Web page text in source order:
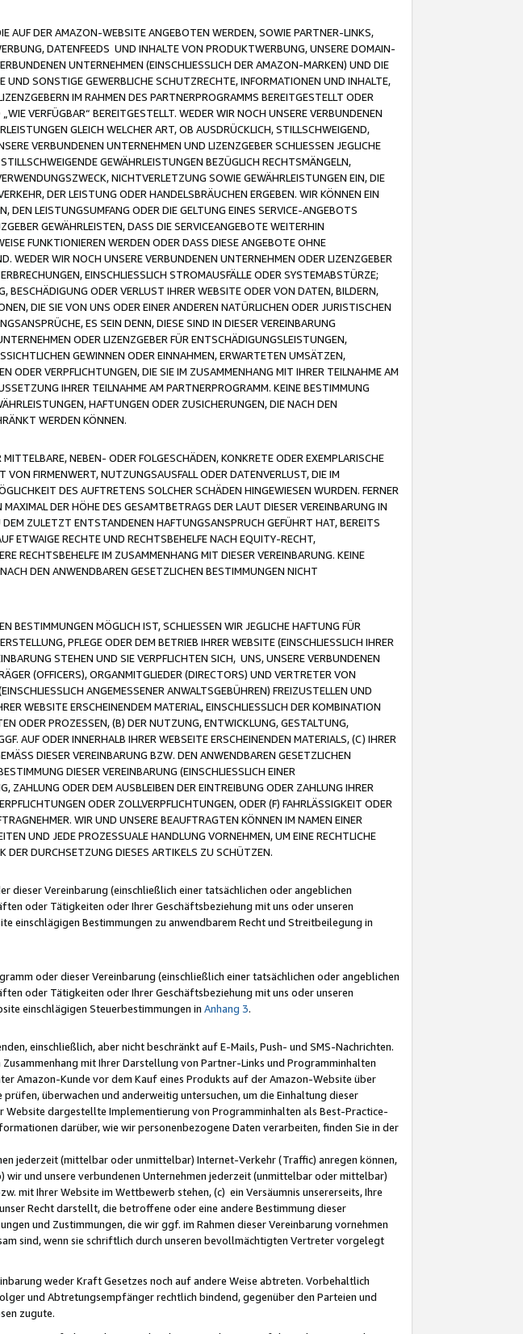
AUF DER AMAZON-WEBSITE ANGEBOTEN WERDEN, SOWIE PARTNER-LINKS,
DATENFEEDS UND INHALTE VON PRODUKTWERBUNG, UNSERE DOMAIN-
UNTERNEHMEN (EINSCHLIESSLICH DER AMAZON-MARKEN) UND DIE
SONSTIGE GEWERBLICHE SCHUTZRECHTE, INFORMATIONEN UND INHALTE,
IM RAHMEN DES PARTNERPROGRAMMS BEREITGESTELLT ODER
VERFÜGBAR“ BEREITGESTELLT. WEDER WIR NOCH UNSERE VERBUNDENEN
GLEICH WELCHER ART, OB AUSDRÜCKLICH, STILLSCHWEIGEND,
VERBUNDENEN UNTERNEHMEN UND LIZENZGEBER SCHLIESSEN JEGLICHE
GEWÄHRLEISTUNGEN BEZÜGLICH RECHTSMÄNGELN,
NICHTVERLETZUNG SOWIE GEWÄHRLEISTUNGEN EIN, DIE
DER LEISTUNG ODER HANDELSBRÄUCHEN ERGEBEN. WIR KÖNNEN EIN
DEN LEISTUNGSUMFANG ODER DIE GELTUNG EINES SERVICE-ANGEBOTS
GEWÄHRLEISTEN, DASS DIE SERVICEANGEBOTE WEITERHIN
FUNKTIONIEREN WERDEN ODER DASS DIESE ANGEBOTE OHNE
WEDER WIR NOCH UNSERE VERBUNDENEN UNTERNEHMEN ODER LIZENZGEBER
EINSCHLIESSLICH STROMAUSFÄLLE ODER SYSTEMABSTÜRZE;
ODER VERLUST IHRER WEBSITE ODER VON DATEN, BILDERN,
DIE SIE VON UNS ODER EINER ANDEREN NATÜRLICHEN ODER JURISTISCHEN
ES SEIN DENN, DIESE SIND IN DIESER VEREINBARUNG
ODER LIZENZGEBER FÜR ENTSCHÄDIGUNGSLEISTUNGEN,
GEWINNEN ODER EINNAHMEN, ERWARTETEN UMSÄTZEN,
VERPFLICHTUNGEN, DIE SIE IM ZUSAMMENHANG MIT IHRER TEILNAHME AM
IHRER TEILNAHME AM PARTNERPROGRAMM. KEINE BESTIMMUNG
HAFTUNGEN ODER ZUSICHERUNGEN, DIE NACH DEN
WERDEN KÖNNEN.
NEBEN- ODER FOLGESCHÄDEN, KONKRETE ODER EXEMPLARISCHE
FIRMENWERT, NUTZUNGSAUSFALL ODER DATENVERLUST, DIE IM
DES AUFTRETENS SOLCHER SCHÄDEN HINGEWIESEN WURDEN. FERNER
DER HÖHE DES GESAMTBETRAGS DER LAUT DIESER VEREINBARUNG IN
ZULETZT ENTSTANDENEN HAFTUNGSANSPRUCH GEFÜHRT HAT, BEREITS
ETWAIGE RECHTE UND RECHTSBEHELFE NACH EQUITY-RECHT,
RECHTSBEHELFE IM ZUSAMMENHANG MIT DIESER VEREINBARUNG. KEINE
DEN ANWENDBAREN GESETZLICHEN BESTIMMUNGEN NICHT
BESTIMMUNGEN MÖGLICH IST, SCHLIESSEN WIR JEGLICHE HAFTUNG FÜR
PFLEGE ODER DEM BETRIEB IHRER WEBSITE (EINSCHLIESSLICH IHRER
STEHEN UND SIE VERPFLICHTEN SICH, UNS, UNSERE VERBUNDENEN
(OFFICERS), ORGANMITGLIEDER (DIRECTORS) UND VERTRETER VON
ANGEMESSENER ANWALTSGEBÜHREN) FREIZUSTELLEN UND
WEBSITE ERSCHEINENDEM MATERIAL, EINSCHLIESSLICH DER KOMBINATION
ODER PROZESSEN, (B) DER NUTZUNG, ENTWICKLUNG, GESTALTUNG,
AUF ODER INNERHALB IHRER WEBSEITE ERSCHEINENDEN MATERIALS, (C) IHRER
DIESER VEREINBARUNG BZW. DEN ANWENDBAREN GESETZLICHEN
DIESER VEREINBARUNG (EINSCHLIESSLICH EINER
ZAHLUNG ODER DEM AUSBLEIBEN DER EINTREIBUNG ODER ZAHLUNG IHRER
ODER ZOLLVERPFLICHTUNGEN, ODER (F) FAHRLÄSSIGKEIT ODER
WIR UND UNSERE BEAUFTRAGTEN KÖNNEN IM NAMEN EINER
UND JEDE PROZESSUALE HANDLUNG VORNEHMEN, UM EINE RECHTLICHE
DER DURCHSETZUNG DIESES ARTIKELS ZU SCHÜTZEN.
Vereinbarung (einschließlich einer tatsächlichen oder angeblichen
oder Tätigkeiten oder Ihrer Geschäftsbeziehung mit uns oder unseren
einschlägigen Bestimmungen zu anwendbarem Recht und Streitbeilegung in
oder dieser Vereinbarung (einschließlich einer tatsächlichen oder angeblichen
oder Tätigkeiten oder Ihrer Geschäftsbeziehung mit uns oder unseren
einschlägigen Steuerbestimmungen in Anhang 3.
einschließlich, aber nicht beschränkt auf E-Mails, Push- und SMS-Nachrichten.
mit Ihrer Darstellung von Partner-Links und Programminhalten
Amazon-Kunde vor dem Kauf eines Produkts auf der Amazon-Website über
überwachen und anderweitig untersuchen, um die Einhaltung dieser
dargestellte Implementierung von Programminhalten als Best-Practice-
darüber, wie wir personenbezogene Daten verarbeiten, finden Sie in der
jederzeit (mittelbar oder unmittelbar) Internet-Verkehr (Traffic) anregen können,
wir und unsere verbundenen Unternehmen jederzeit (unmittelbar oder mittelbar)
mit Ihrer Website im Wettbewerb stehen, (c) ein Versäumnis unsererseits, Ihre
Recht darstellt, die betroffene oder eine andere Bestimmung dieser
und Zustimmungen, die wir ggf. im Rahmen dieser Vereinbarung vornehmen
sind, wenn sie schriftlich durch unseren bevollmächtigten Vertreter vorgelegt
weder Kraft Gesetzes noch auf andere Weise abtreten. Vorbehaltlich
und Abtretungsempfänger rechtlich bindend, gegenüber den Parteien und
zugute.